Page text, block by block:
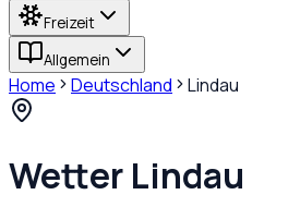
Freizeit
Allgemein
Home Deutschland Lindau
Wetter Lindau